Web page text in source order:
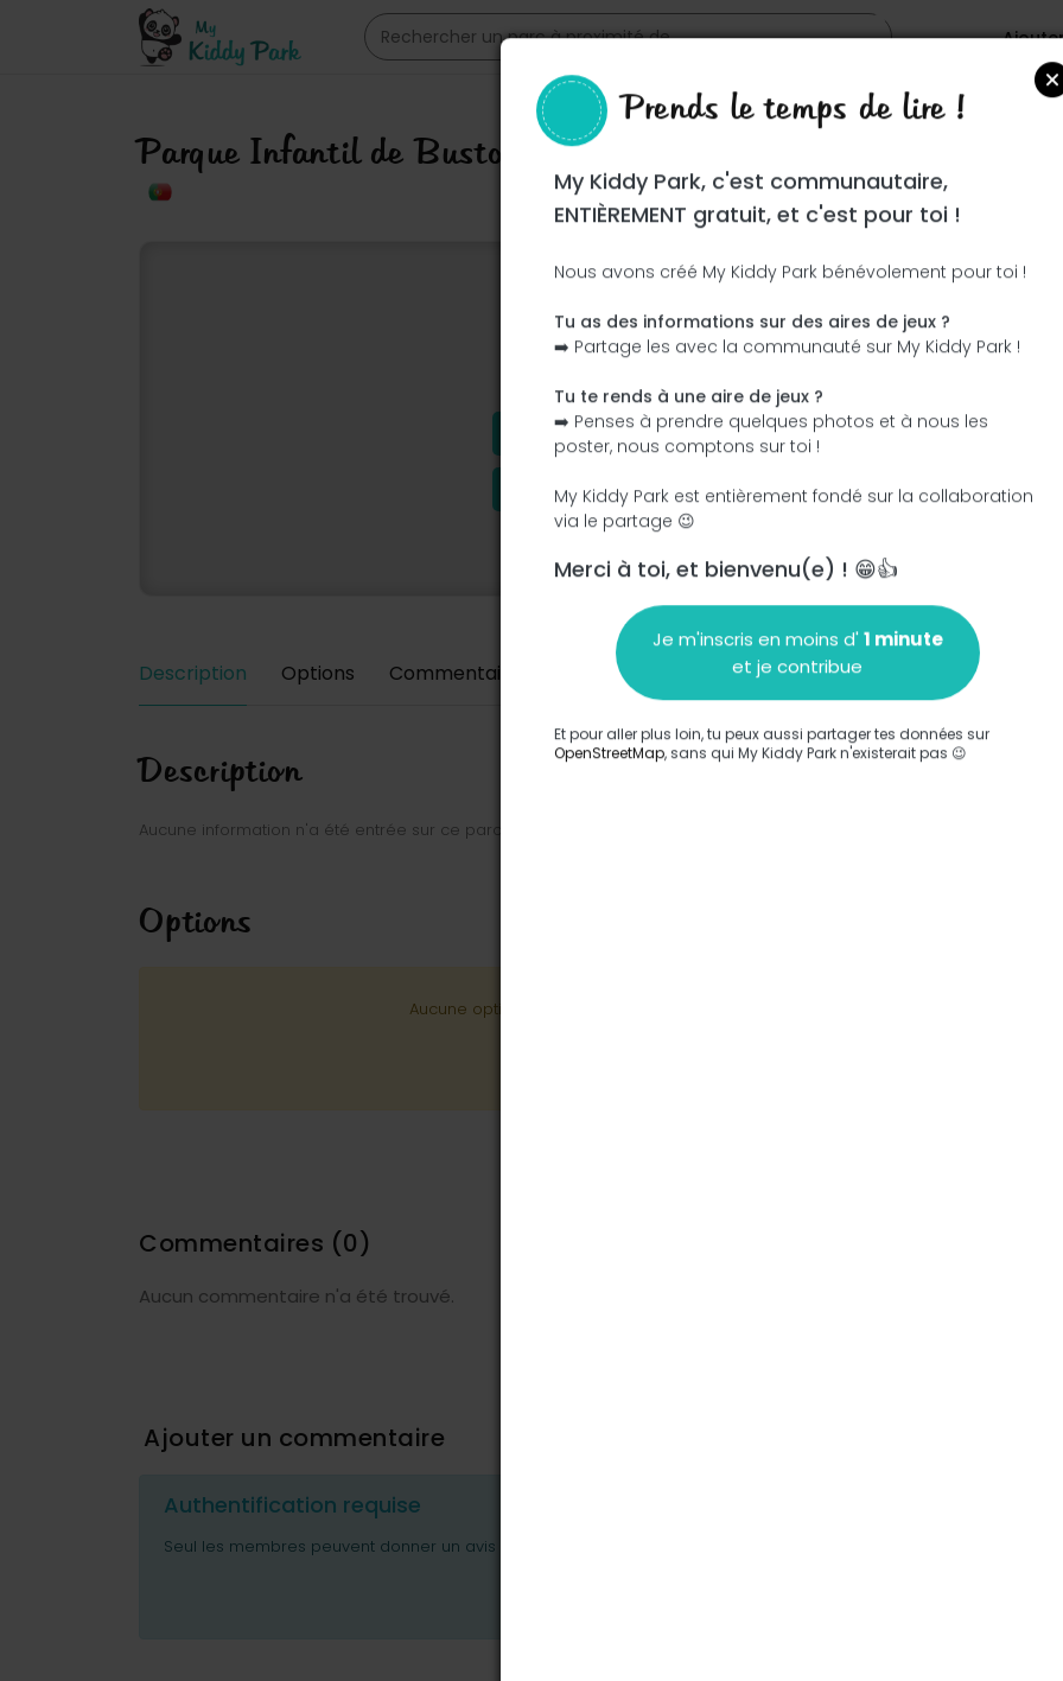
Parque Infantil de Bustos
Ce parc n'a pas encore été visité ! À toi de jouer !
J'ajoute le nom J'ajoute des photos
J'ajoute une description J'ajoute les équipements
Description Options Commentaires Ajouter un commentaire
Description
Aucune information n'a été entrée sur ce parc.
Options
Aucune option n'a été entrée sur ce parc.
Commentaires (0)
Aucun commentaire n'a été trouvé.
Ajouter un commentaire
Authentification requise
Seul les membres peuvent donner un avis ou poser des questions.
Prends le temps de lire !
My Kiddy Park, c'est communautaire,
ENTIÈREMENT gratuit, et c'est pour toi !
Nous avons créé My Kiddy Park bénévolement pour toi !
Tu as des informations sur des aires de jeux ?
➡️ Partage les avec la communauté sur My Kiddy Park !
Tu te rends à une aire de jeux ?
➡️ Penses à prendre quelques photos et à nous les
poster, nous comptons sur toi !
My Kiddy Park est entièrement fondé sur la collaboration
via le partage 😉
Merci à toi, et bienvenu(e) ! 😁👍
Je m'inscris en moins d'1 minute
et je contribue
Et pour aller plus loin, tu peux aussi partager tes données sur
OpenStreetMap, sans qui My Kiddy Park n'existerait pas 😉